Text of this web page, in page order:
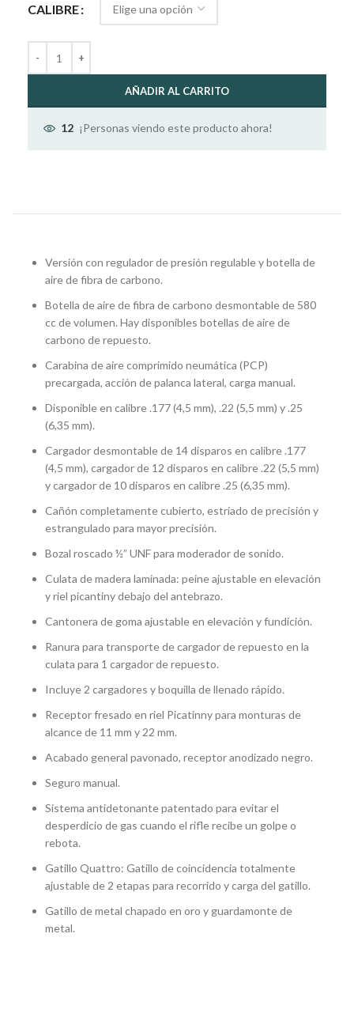
CALIBRE
AÑADIR AL CARRITO
12 ¡Personas viendo este producto ahora!
Versión con regulador de presión regulable y botella de
aire de fibra de carbono.
Botella de aire de fibra de carbono desmontable de 580
cc de volumen. Hay disponibles botellas de aire de
carbono de repuesto.
Carabina de aire comprimido neumática (PCP)
precargada, acción de palanca lateral, carga manual.
Disponible en calibre .177 (4,5 mm), .22 (5,5 mm) y .25
(6,35 mm).
Cargador desmontable de 14 disparos en calibre .177
(4,5 mm), cargador de 12 disparos en calibre .22 (5,5 mm)
y cargador de 10 disparos en calibre .25 (6,35 mm).
Cañón completamente cubierto, estriado de precisión y
estrangulado para mayor precisión.
Bozal roscado ½” UNF para moderador de sonido.
Culata de madera laminada: peine ajustable en elevación
y riel picantiny debajo del antebrazo.
Cantonera de goma ajustable en elevación y fundición.
Ranura para transporte de cargador de repuesto en la
culata para 1 cargador de repuesto.
Incluye 2 cargadores y boquilla de llenado rápido.
Receptor fresado en riel Picatinny para monturas de
alcance de 11 mm y 22 mm.
Acabado general pavonado, receptor anodizado negro.
Seguro manual.
Sistema antidetonante patentado para evitar el
desperdicio de gas cuando el rifle recibe un golpe o
rebota.
Gatillo Quattro: Gatillo de coincidencia totalmente
ajustable de 2 etapas para recorrido y carga del gatillo.
Gatillo de metal chapado en oro y guardamonte de
metal.